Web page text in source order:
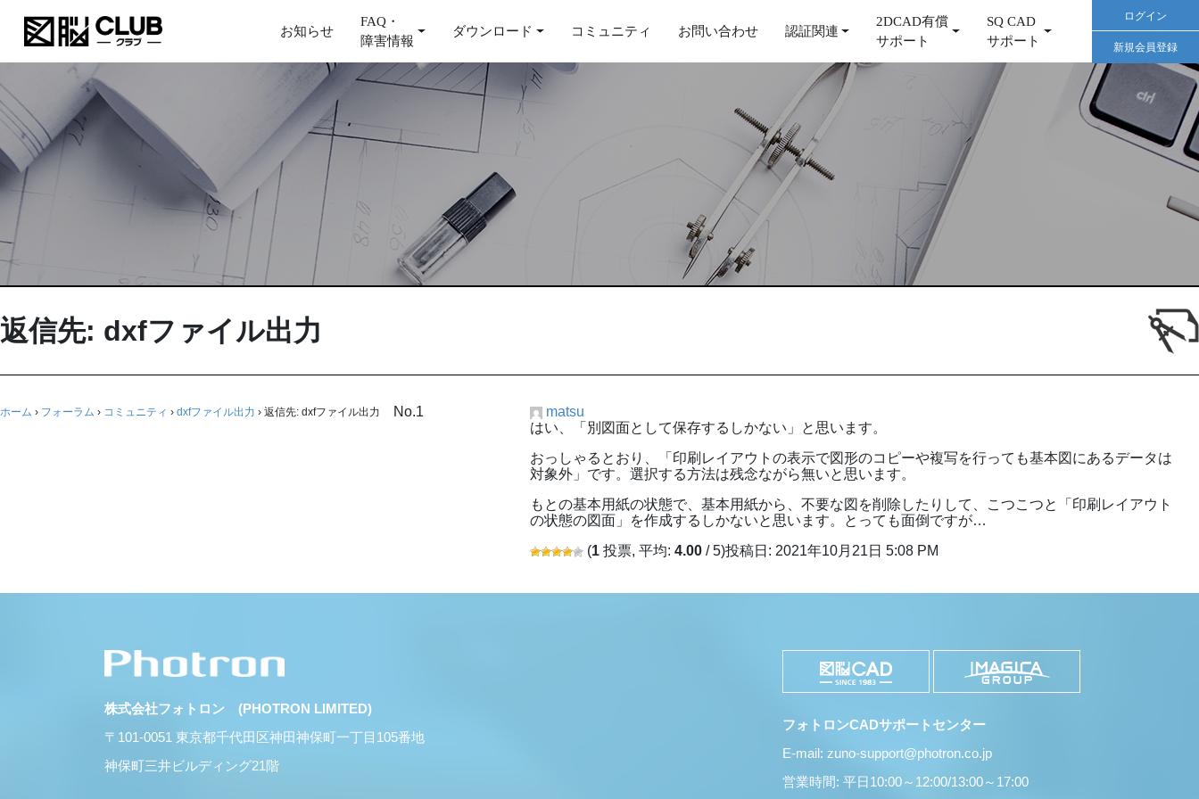
お知らせ
FAQ・
障害情報
ダウンロード コミュニティ お問い合わせ 認証関連
2DCAD有償
サポート
SQ CAD
サポート
ログイン
新規会員登録
返信先: dxfファイル出力
ホーム › フォーラム › コミュニティ › dxfファイル出力 › 返信先: dxfファイル出力 No.1
matsu
はい、「別図面として保存するしかない」と思います。
おっしゃるとおり、「印刷レイアウトの表示で図形のコピーや複写を行っても基本図にあるデータは
対象外」です。選択する方法は残念ながら無いと思います。
もとの基本用紙の状態で、基本用紙から、不要な図を削除したりして、こつこつと「印刷レイアウト
の状態の図面」を作成するしかないと思います。とっても面倒ですが…
(1 投票, 平均: 4.00 / 5)投稿日: 2021年10月21日 5:08 PM
株式会社フォトロン (PHOTRON LIMITED)
〒101-0051 東京都千代田区神田神保町一丁目105番地
神保町三井ビルディング21階
フォトロンCADサポートセンター
E-mail: zuno-support@photron.co.jp
営業時間: 平日10:00～12:00/13:00～17:00